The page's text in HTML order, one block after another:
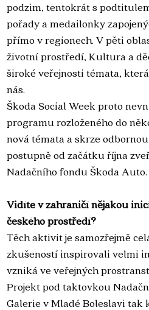
podzim, tentokrát s
pořady a medailonky
přímo v regionech. V pěti
životní prostředí, Kultura a
široké veřejnosti témata,
nás.
Škoda Social Week proto
programu rozloženého do
nová témata a skrze
postupně od začátku října
Nadačního fondu Škoda Auto.
Vidíte v zahraničí nějakou
českého prostředí?
Těch aktivit je samozřejmě
zkušeností inspirovali velmi
vzniká ve veřejných
Projekt pod taktovkou
Galerie v Mladé Boleslavi tak